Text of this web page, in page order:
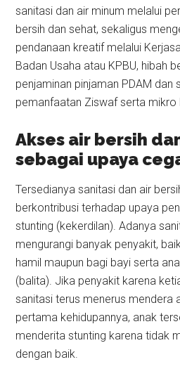
sanitasi dan air minum melalui
bersih dan sehat, sekaligus
pendanaan kreatif melalui
Badan Usaha atau KPBU, hibah
penjaminan pinjaman PDAM dan
pemanfaatan Ziswaf serta mikro
Akses air bersih
sebagai upaya
Tersedianya sanitasi dan air
berkontribusi terhadap upaya
stunting (kekerdilan). Adanya
mengurangi banyak penyakit,
hamil maupun bagi bayi serta
(balita). Jika penyakit karena
sanitasi terus menerus mendera
pertama kehidupannya, anak
menderita stunting karena tidak
dengan baik.